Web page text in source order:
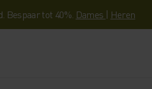
Bespaar tot 40%. Dames | Heren